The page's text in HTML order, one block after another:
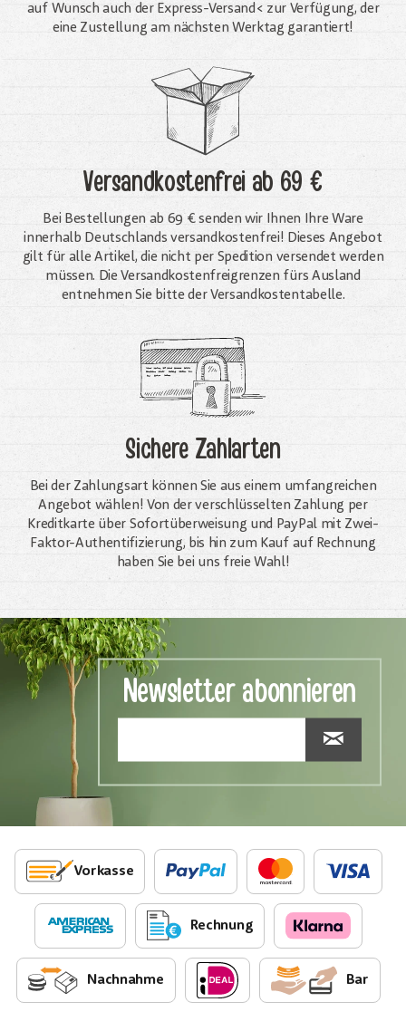
auf Wunsch auch der Express-Versand< zur Verfügung, der
eine Zustellung am nächsten Werktag garantiert!
Versandkostenfreiab 69 €
Bei Bestellungen ab 69 € senden wir Ihnen Ihre Ware
innerhalb Deutschlands versandkostenfrei! Dieses Angebot
gilt für alle Artikel, die nicht per Spedition versendet werden
müssen. Die Versandkosten­freigrenzen fürs Ausland
entnehmen Sie bitte der Versandkostentabelle.
Sichere Zahlarten
Bei der Zahlungsart können Sie aus einem umfangreichen
Angebot wählen! Von der verschlüsselten Zahlung per
Kreditkarte über Sofortüberweisung und PayPal mit Zwei-
Faktor-Authentifizierung, bis hin zum Kauf auf Rechnung
haben Sie bei uns freie Wahl!
Newsletter abonnieren
Vorkasse
Rechnung
Nachnahme Bar